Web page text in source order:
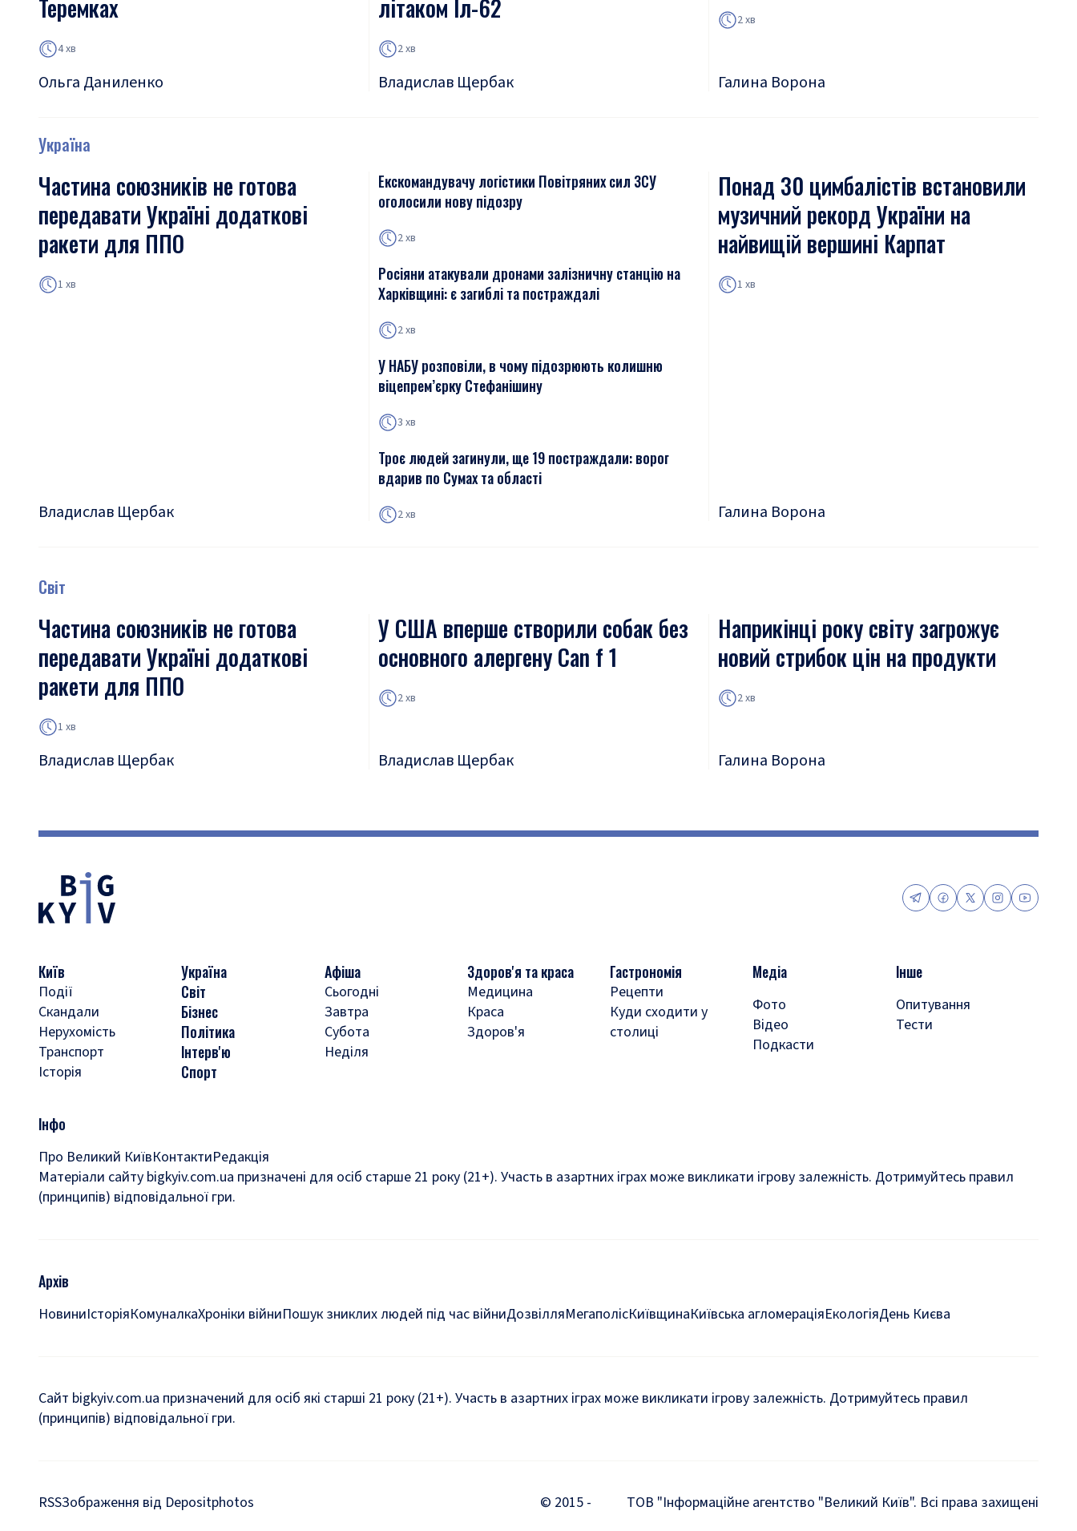
Теремках
4 хв
Ольга Даниленко
літаком Іл-62
2 хв
Владислав Щербак
2 хв
Галина Ворона
Україна
Частина союзників не готова
передавати Україні додаткові
ракети для ППО
1 хв
Владислав Щербак
Екскомандувачу логістики Повітряних сил ЗСУ
оголосили нову підозру
2 хв
Росіяни атакували дронами залізничну станцію на
Харківщині: є загиблі та постраждалі
2 хв
У НАБУ розповіли, в чому підозрюють колишню
віцепрем’єрку Стефанішину
3 хв
Троє людей загинули, ще 19 постраждали: ворог
вдарив по Сумах та області
2 хв
Понад 30 цимбалістів встановили
музичний рекорд України на
найвищій вершині Карпат
1 хв
Галина Ворона
Світ
Частина союзників не готова
передавати Україні додаткові
ракети для ППО
1 хв
Владислав Щербак
У США вперше створили собак без
основного алергену Can f 1
2 хв
Владислав Щербак
Наприкінці року світу загрожує
новий стрибок цін на продукти
2 хв
Галина Ворона
Київ
Події
Скандали
Нерухомість
Транспорт
Історія
Україна
Світ
Бізнес
Політика
Інтерв'ю
Спорт
Афіша
Сьогодні
Завтра
Субота
Неділя
Здоров'я та краса
Медицина
Краса
Здоров'я
Гастрономія
Рецепти
Куди сходити у
столиці
Медіа
Фото
Відео
Подкасти
Інше
Опитування
Тести
Інфо
Про Великий КиївКонтактиРедакція
Матеріали сайту bigkyiv.com.ua призначені для осіб старше 21 року (21+). Участь в азартних іграх може викликати ігрову залежність. Дотримуйтесь правил
(принципів) відповідальної гри.
Архів
НовиниІсторіяКомуналкаХроніки війниПошук зниклих людей під час війниДозвілляМегаполісКиївщинаКиївська агломераціяЕкологіяДень Києва
Сайт bigkyiv.com.ua призначений для осіб які старші 21 року (21+). Участь в азартних іграх може викликати ігрову залежність. Дотримуйтесь правил
(принципів) відповідальної гри.
RSSЗображення від Depositphotos © 2015 - ТОВ "Інформаційне агентство "Великий Київ". Всі права захищені